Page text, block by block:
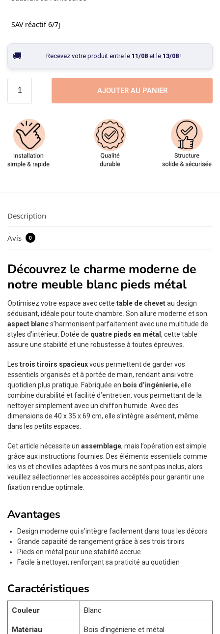
SAV réactif 6/7j
Recevez votre produit entre le 11/08et le 13/08!
AJOUTER AU PANIER
Description
Avis 0
Découvrez le charme moderne de
notre meuble blanc pieds métal
Optimisez votre espace avec cette table de chevetau design
séduisant, idéale pour toute chambre. Son allure moderne et son
aspect blancs’harmonisent parfaitement avec une multitude de
styles d’intérieur. Dotée de quatre pieds en métal, cette table
assure une stabilité et une robustesse à toutes épreuves.
Les trois tiroirs spacieuxvous permettent de garder vos
essentiels organisés et à portée de main, rendant ainsi votre
quotidien plus pratique. Fabriquée en bois d’ingénierie, elle
combine durabilité et facilité d’entretien, vous permettant de la
nettoyer simplement avec un chiffon humide. Avec des
dimensions de 40 x 35 x 69 cm, elle s’intègre aisément, même
dans les petits espaces.
Cet article nécessite un assemblage, mais l’opération est simple
grâce aux instructions fournies. Des éléments essentiels comme
les vis et chevilles adaptées à vos murs ne sont pas inclus, alors
veuillez sélectionner les accessoires accéptés pour garantir une
fixation rendue optimale.
Avantages
Design moderne qui s’intègre facilement dans tous les décors
Grande capacité de rangement grâce à ses trois tiroirs
Pieds en métal pour une stabilité accrue
Facile à nettoyer, renforçant sa praticité au quotidien
Caractéristiques
Couleur Blanc
Matériau Bois d’ingénierie et métal